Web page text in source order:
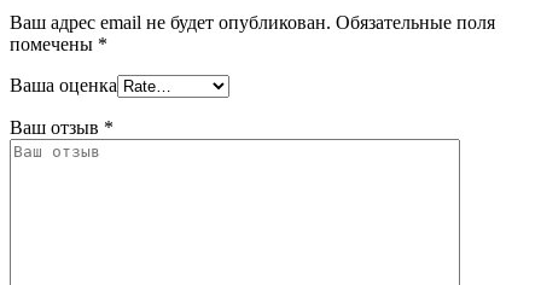
Ваш адрес email не будет опубликован. Обязательные поля
помечены *
Ваша оценка
Ваш отзыв *